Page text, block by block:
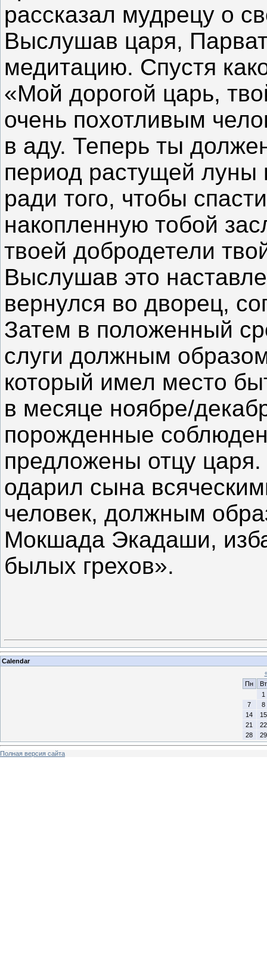
рассказал мудрецу о
Выслушав царя,
медитацию. Спустя
«Мой дорогой царь,
очень похотливым
в аду. Теперь ты
период растущей луны
ради того, чтобы
накопленную тобой
твоей добродетели
Выслушав это
вернулся во дворец,
Затем в положенный
слуги должным
который имел место
в месяце ноябре/
порожденные
предложены отцу
одарил сына
человек, должным
Мокшада Экадаши,
былых грехов».
Calendar
Пн
Вт
1
7
8
14
15
21
22
28
29
Полная версия сайта